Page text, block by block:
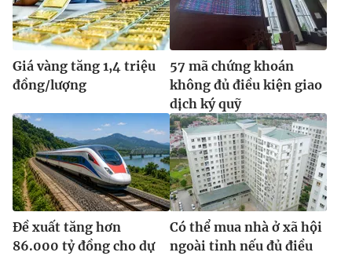
Giá vàng tăng 1,4 triệu
đồng/lượng
57 mã chứng khoán
không đủ điều kiện giao
dịch ký quỹ
Đề xuất tăng hơn
86.000 tỷ đồng cho dự
Có thể mua nhà ở xã hội
ngoài tỉnh nếu đủ điều